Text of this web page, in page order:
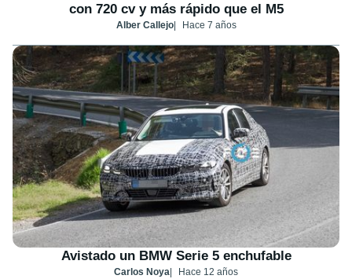
con 720 cv y más rápido que el M5
Alber Callejo Hace 7 años
Avistado un BMW Serie 5 enchufable
Carlos Noya Hace 12 años